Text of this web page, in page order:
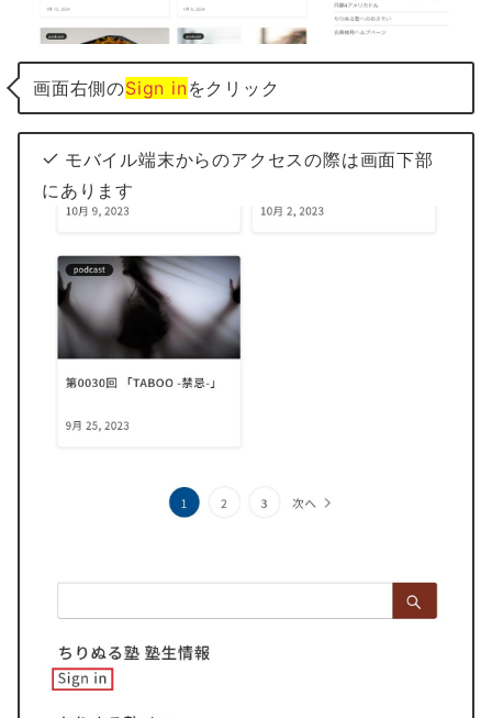
画面右側のSign inをクリック
モバイル端末からのアクセスの際は画面下部
にあります